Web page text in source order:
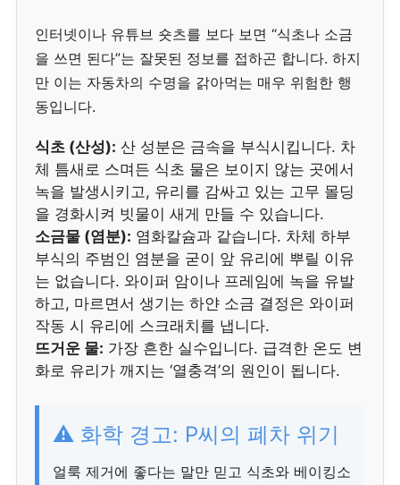
인터넷이나 유튜브 숏츠를 보다 보면 “식초나 소금
을 쓰면 된다”는 잘못된 정보를 접하곤 합니다. 하지
만 이는 자동차의 수명을 갉아먹는 매우 위험한 행
동입니다.
식초 (산성): 산 성분은 금속을 부식시킵니다. 차
체 틈새로 스며든 식초 물은 보이지 않는 곳에서
녹을 발생시키고, 유리를 감싸고 있는 고무 몰딩
을 경화시켜 빗물이 새게 만들 수 있습니다.
소금물 (염분): 염화칼슘과 같습니다. 차체 하부
부식의 주범인 염분을 굳이 앞 유리에 뿌릴 이유
는 없습니다. 와이퍼 암이나 프레임에 녹을 유발
하고, 마르면서 생기는 하얀 소금 결정은 와이퍼
작동 시 유리에 스크래치를 냅니다.
뜨거운 물: 가장 흔한 실수입니다. 급격한 온도 변
화로 유리가 깨지는 ‘열충격’의 원인이 됩니다.
⚠️ 화학 경고: P씨의 폐차 위기
얼룩 제거에 좋다는 말만 믿고 식초와 베이킹소